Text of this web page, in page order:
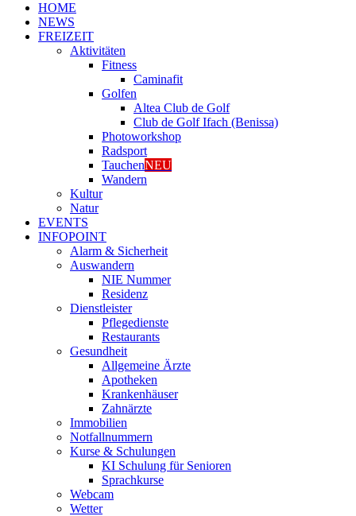
HOME
NEWS
FREIZEIT
Aktivitäten
Fitness
Caminafit
Golfen
Altea Club de Golf
Club de Golf Ifach (Benissa)
Photoworkshop
Radsport
TauchenNEU
Wandern
Kultur
Natur
EVENTS
INFOPOINT
Alarm & Sicherheit
Auswandern
NIE Nummer
Residenz
Dienstleister
Pflegedienste
Restaurants
Gesundheit
Allgemeine Ärzte
Apotheken
Krankenhäuser
Zahnärzte
Immobilien
Notfallnummern
Kurse & Schulungen
KI Schulung für Senioren
Sprachkurse
Webcam
Wetter